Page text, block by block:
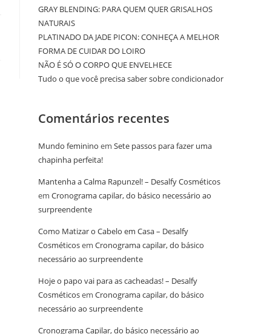
GRAY BLENDING: PARA QUEM QUER GRISALHOS
NATURAIS
PLATINADO DA JADE PICON: CONHEÇA A MELHOR
FORMA DE CUIDAR DO LOIRO
NÃO É SÓ O CORPO QUE ENVELHECE
Tudo o que você precisa saber sobre condicionador
Comentários recentes
Mundo feminino em Sete passos para fazer uma
chapinha perfeita!
Mantenha a Calma Rapunzel! – Desalfy Cosméticos
em Cronograma capilar, do básico necessário ao
surpreendente
Como Matizar o Cabelo em Casa – Desalfy
Cosméticosem Cronograma capilar, do básico
necessário ao surpreendente
Hoje o papo vai para as cacheadas! – Desalfy
Cosméticosem Cronograma capilar, do básico
necessário ao surpreendente
Cronograma Capilar, do básico necessário ao